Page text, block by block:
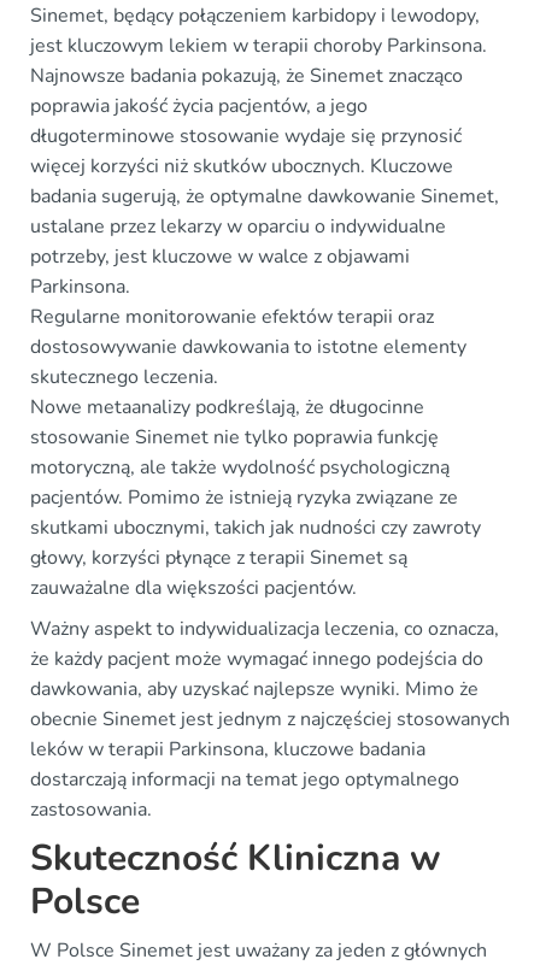
Sinemet, będący połączeniem karbidopy i lewodopy,
jest kluczowym lekiem w terapii choroby Parkinsona.
Najnowsze badania pokazują, że Sinemet znacząco
poprawia jakość życia pacjentów, a jego
długoterminowe stosowanie wydaje się przynosić
więcej korzyści niż skutków ubocznych. Kluczowe
badania sugerują, że optymalne dawkowanie Sinemet,
ustalane przez lekarzy w oparciu o indywidualne
potrzeby, jest kluczowe w walce z objawami
Parkinsona.
Regularne monitorowanie efektów terapii oraz
dostosowywanie dawkowania to istotne elementy
skutecznego leczenia.
Nowe metaanalizy podkreślają, że długocinne
stosowanie Sinemet nie tylko poprawia funkcję
motoryczną, ale także wydolność psychologiczną
pacjentów. Pomimo że istnieją ryzyka związane ze
skutkami ubocznymi, takich jak nudności czy zawroty
głowy, korzyści płynące z terapii Sinemet są
zauważalne dla większości pacjentów.
Ważny aspekt to indywidualizacja leczenia, co oznacza,
że każdy pacjent może wymagać innego podejścia do
dawkowania, aby uzyskać najlepsze wyniki. Mimo że
obecnie Sinemet jest jednym z najczęściej stosowanych
leków w terapii Parkinsona, kluczowe badania
dostarczają informacji na temat jego optymalnego
zastosowania.
Skuteczność Kliniczna w
Polsce
W Polsce Sinemet jest uważany za jeden z głównych